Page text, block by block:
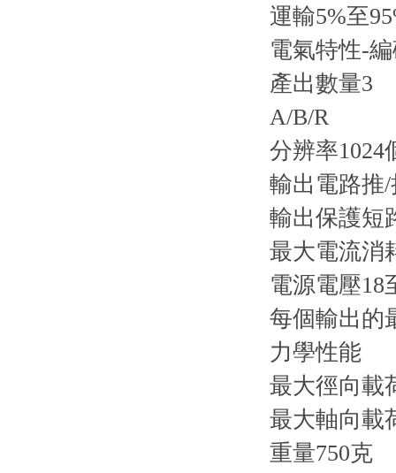
運輸5%至
電氣特性-
產出數量3
A/B/R
分辨率1024
輸出電路推
輸出保護短
最大電流消
電源電壓18
每個輸出的
力學性能
最大徑向載
最大軸向載
重量750克